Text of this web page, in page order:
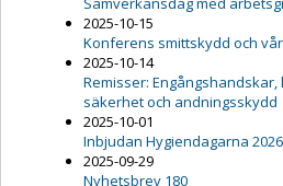
2025-10-15
Konferens smittskydd och
2025-10-14
Remisser:
säkerhet och andningsskydd
2025-10-01
Inbjudan Hygiendagarna 2026
2025-09-29
Nyhetsbrev 180